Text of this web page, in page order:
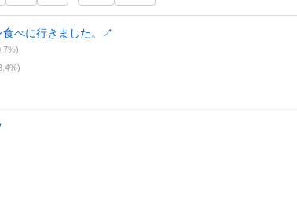
べに行きました。 ↗